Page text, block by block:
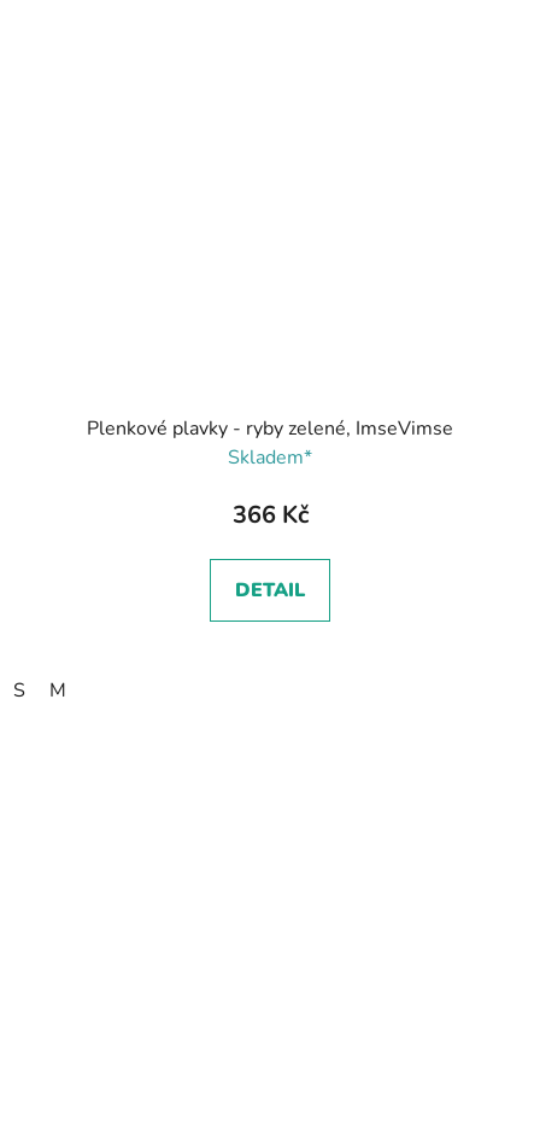
Plenkové plavky - ryby zelené, ImseVimse
Skladem*
366 Kč
DETAIL
S M